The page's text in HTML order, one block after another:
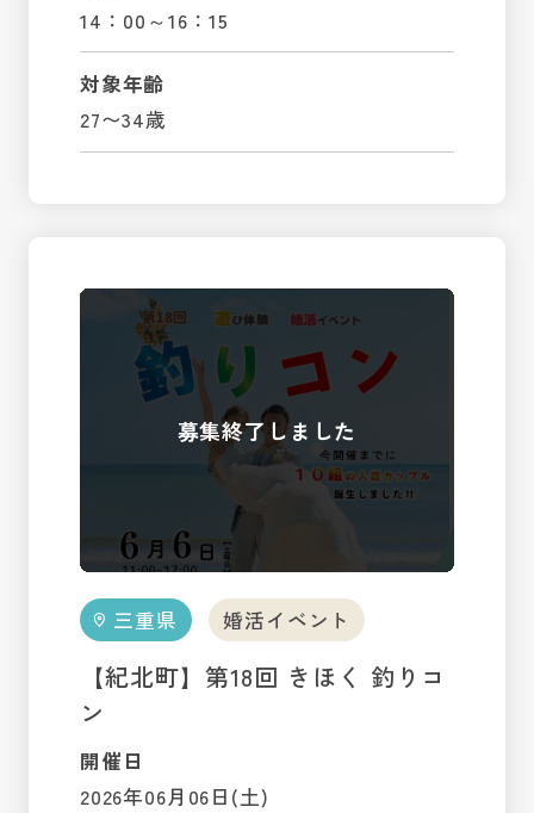
14：00～16：15
対象年齢
27〜34歳
三重県 婚活イベント
【紀北町】第18回 きほく 釣りコ
ン
開催日
2026年06月06日(土)